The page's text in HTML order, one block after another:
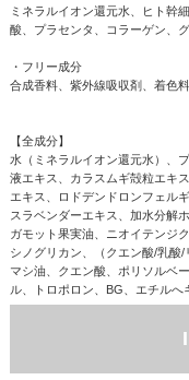
ミネラルイオン還元水、ヒト幹
酸、プラセンタ、コラーゲン、
・フリー成分
合成香料、紫外線吸収剤、着色
【全成分】
水（ミネラルイオン還元水）、
液エキス、カラスムギ殻粒エキ
エキス、ロドデンドロンフェル
スラベンダーエキス、加水分解
ガモット果実油、ニオイテンジ
シノグリカン、（クエン酸/乳酸
マシ油、クエン酸、ポリソルベ
ル、トロポロン、BG、エチル